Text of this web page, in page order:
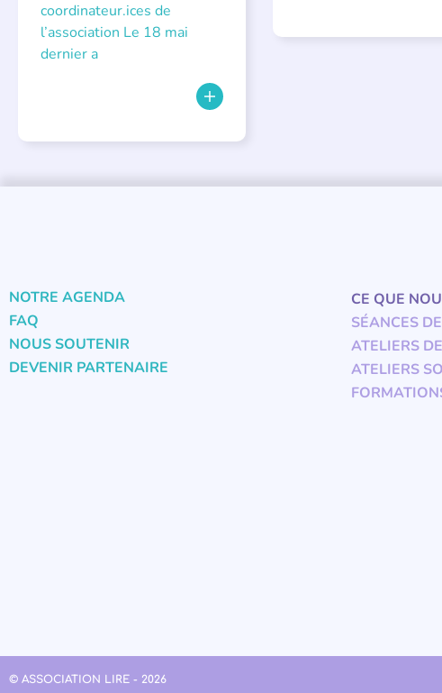
coordinateur.ices de
l’association Le 18 mai
dernier a
NOTRE AGENDA
FAQ
NOUS SOUTENIR
DEVENIR PARTENAIRE
CE QUE
SÉANCES
ATELIERS
ATELIERS
© ASSOCIATION LIRE - 2026